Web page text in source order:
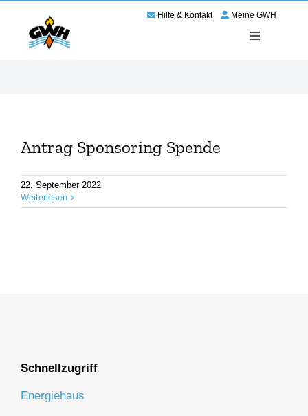
springen
Hilfe & Kontakt Meine GWH
Toggle
Wir für Haßloch
Netze
Antrag Sponsoring Spende
22. September 2022
Weiterlesen
Schnellzugriff
Energiehaus